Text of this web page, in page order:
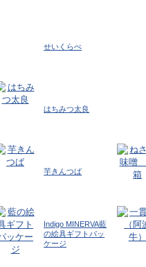
せいくらべ
はちみつ太良
芋きんつば
Indigo MINERVA藍
の絵具ギフトパッ
ケージ